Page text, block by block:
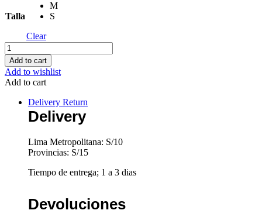
Talla
M
S
Clear
Vestido
Midi
Negro
quantity
Add to cart
Add to wishlist
Add to cart
Delivery Return
Delivery
Lima Metropolitana: S/10
Provincias: S/15
Tiempo de entrega; 1 a 3 dias
Devoluciones